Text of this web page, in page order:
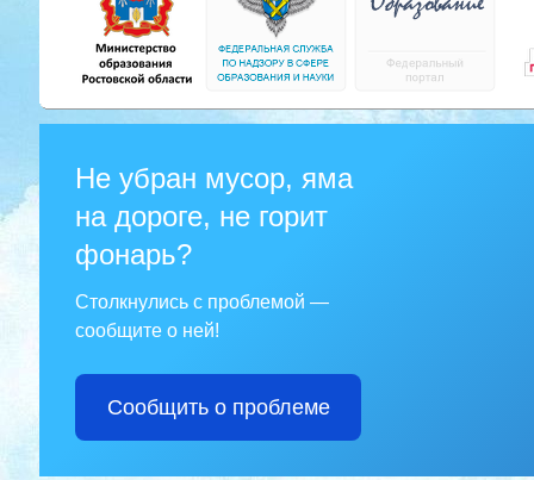
Не убран мусор, яма
на дороге, не горит
фонарь?
Столкнулись с проблемой —
сообщите о ней!
Сообщить о проблеме